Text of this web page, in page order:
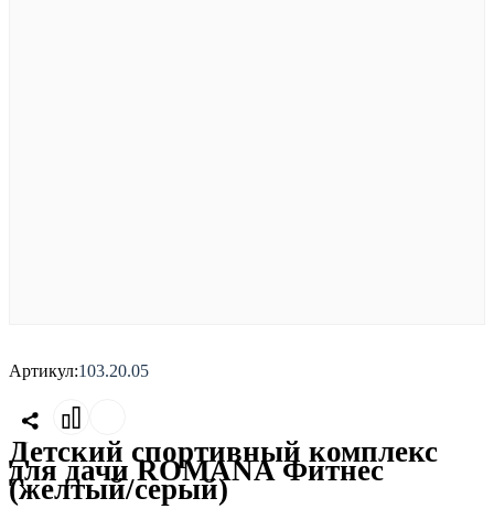
Артикул:103.20.05
Детский спортивный комплекс
для дачи ROMANA Фитнес
(желтый/серый)